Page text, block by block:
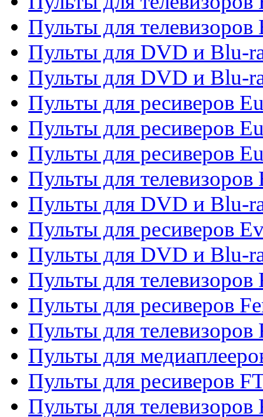
Пульты для телевизоров
Пульты для DVD и Blu-
Пульты для DVD и Blu-
Пульты для ресиверов
Пульты для ресиверов
Пульты для ресиверов
Пульты для телевизоров
Пульты для DVD и Blu-
Пульты для ресиверов
Пульты для DVD и Blu-
Пульты для телевизоров
Пульты для ресиверов
Пульты для
Пульты для
Пульты для ресиверов
Пульты для телевизоров